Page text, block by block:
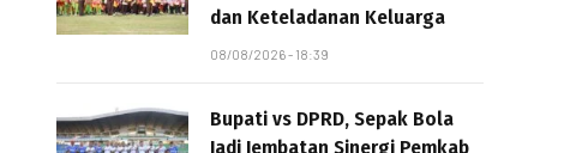
dan Keteladanan Keluarga
08/08/2026 - 18:39
Bupati vs DPRD, Sepak Bola
Jadi Jembatan Sinergi Pemkab